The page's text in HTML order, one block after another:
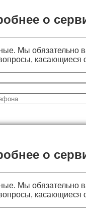
о
Мы обязательно
касающиеся
о
Мы обязательно
касающиеся